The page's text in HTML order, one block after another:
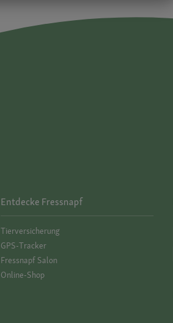
Entdecke Fressnapf
Tierversicherung
GPS-Tracker
Fressnapf Salon
Online-Shop